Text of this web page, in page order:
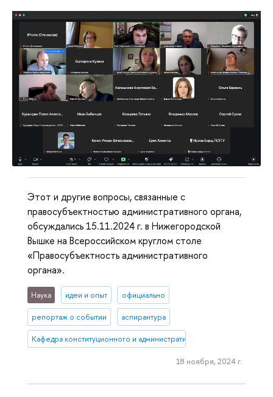
Этот и другие вопросы, связанные с
правосубъектностью административного органа,
обсуждались 15.11.2024 г. в Нижегородской
Вышке на Всероссийском круглом столе
«Правосубъектность административного
органа».
Наука идеи и опыт официально
репортаж о событии аспирантура
Кафедра конституционного и административного права (Нижний
18 ноября, 2024 г.